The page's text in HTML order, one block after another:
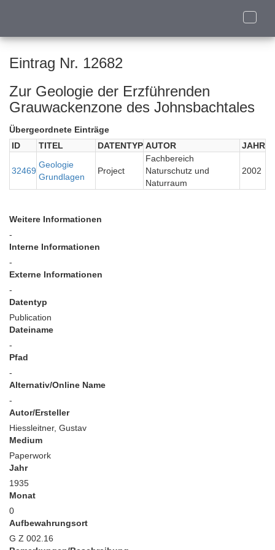
Toggle
Eintrag Nr. 12682
Zur Geologie der Erzführenden
Grauwackenzone des Johnsbachtales
Übergeordnete Einträge
ID
TITEL DATENTYP AUTOR JAHR
32469
Geologie
Grundlagen
Project
Fachbereich
Naturschutz und
Naturraum
2002
Weitere Informationen
-
Interne Informationen
-
Externe Informationen
-
Datentyp
Publication
Dateiname
-
Pfad
-
Alternativ/Online Name
-
Autor/Ersteller
Hiessleitner, Gustav
Medium
Paperwork
Jahr
1935
Monat
0
Aufbewahrungsort
G Z 002.16